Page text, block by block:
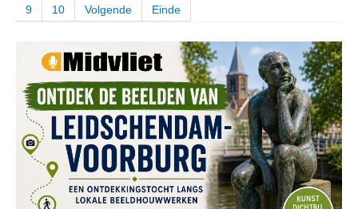
9
10 Volgende Einde